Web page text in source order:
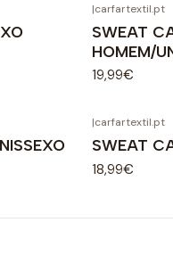
|carfartextil.pt
SWEAT
HOMEM/
19,99€
|carfartextil.pt
SWEAT
18,99€